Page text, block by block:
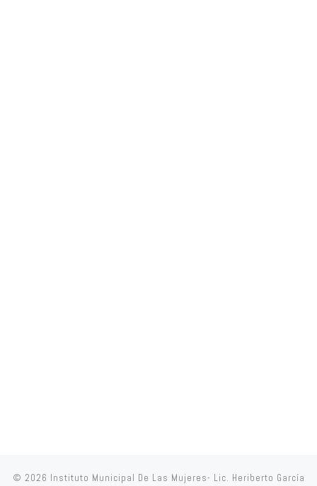
© 2026 Instituto Municipal De Las Mujeres- Lic. Heriberto García